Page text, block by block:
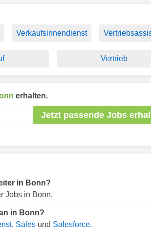
Verkaufsinnendienst
Vertrieb
erhalten.
Jetzt passende Jobs
in Bonn?
Jobs in Bonn.
in Bonn?
, Sales und Salesforce.